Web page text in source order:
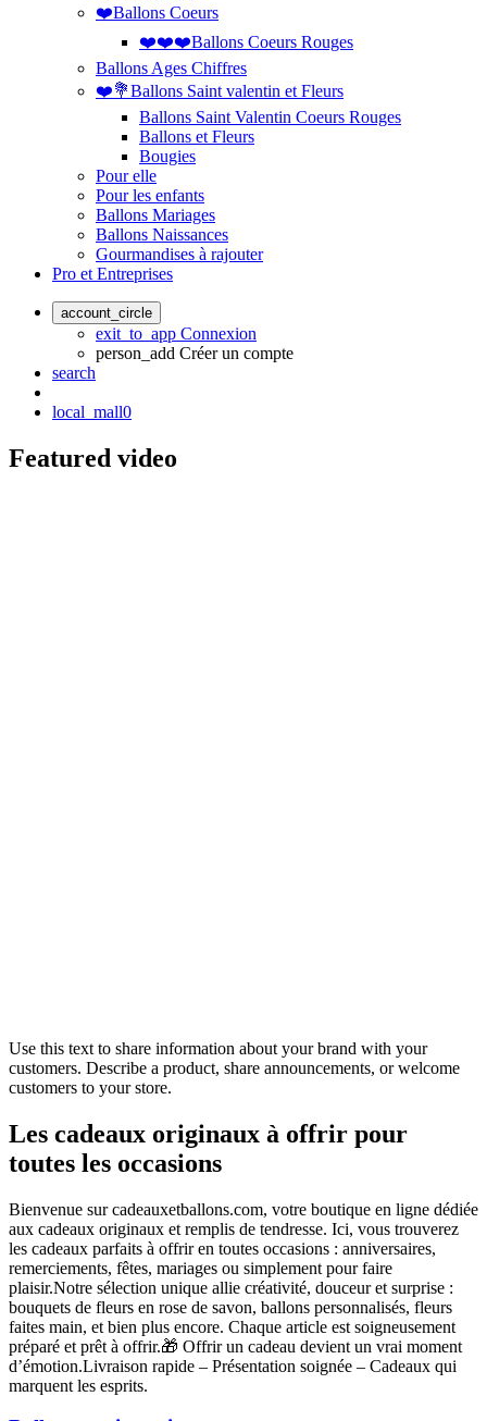
❤️Ballons Coeurs
❤️❤️❤️Ballons Coeurs Rouges
Ballons Ages Chiffres
❤️💐Ballons Saint valentin et Fleurs
Ballons Saint Valentin Coeurs Rouges
Ballons et Fleurs
Bougies
Pour elle
Pour les enfants
Ballons Mariages
Ballons Naissances
Gourmandises à rajouter
Pro et Entreprises
account_circle
exit_to_app Connexion
person_add Créer un compte
search
local_mall0
Featured video
Use this text to share information about your brand with your
customers. Describe a product, share announcements, or welcome
customers to your store.
Les cadeaux originaux à offrir pour
toutes les occasions
Bienvenue sur cadeauxetballons.com, votre boutique en ligne dédiée
aux cadeaux originaux et remplis de tendresse. Ici, vous trouverez
les cadeaux parfaits à offrir en toutes occasions : anniversaires,
remerciements, fêtes, mariages ou simplement pour faire
plaisir.Notre sélection unique allie créativité, douceur et surprise :
bouquets de fleurs en rose de savon, ballons personnalisés, fleurs
faites main, et bien plus encore. Chaque article est soigneusement
préparé et prêt à offrir.🎁 Offrir un cadeau devient un vrai moment
d’émotion.Livraison rapide – Présentation soignée – Cadeaux qui
marquent les esprits.